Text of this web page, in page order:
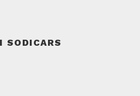
SODICARS